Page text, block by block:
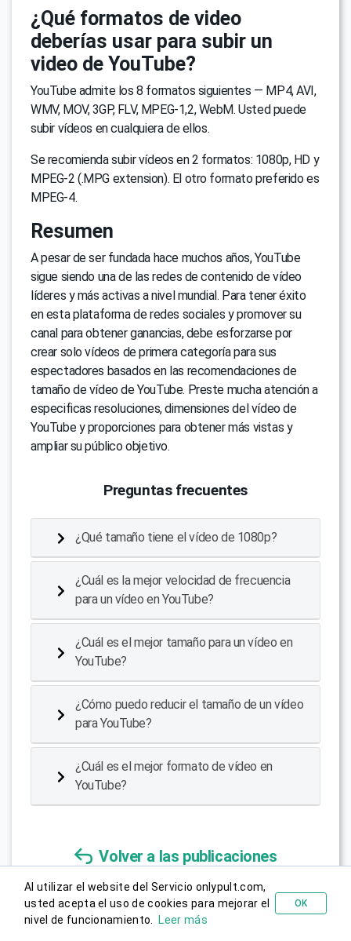
¿Qué formatos de video
deberías usar para subir un
video de YouTube?
YouTube admite los 8 formatos siguientes — MP4, AVI,
WMV, MOV, 3GP, FLV, MPEG-1,2, WebM. Usted puede
subir vídeos en cualquiera de ellos.
Se recomienda subir vídeos en 2 formatos: 1080p, HD y
MPEG-2 (.MPG extension). El otro formato preferido es
MPEG-4.
Resumen
A pesar de ser fundada hace muchos años, YouTube
sigue siendo una de las redes de contenido de vídeo
líderes y más activas a nivel mundial. Para tener éxito
en esta plataforma de redes sociales y promover su
canal para obtener ganancias, debe esforzarse por
crear solo vídeos de primera categoría para sus
espectadores basados en las recomendaciones de
tamaño de vídeo de YouTube. Preste mucha atención a
especificas resoluciones, dimensiones del vídeo de
YouTube y proporciones para obtener más vistas y
ampliar su público objetivo.
Preguntas frecuentes
¿Qué tamaño tiene el vídeo de 1080p?
¿Cuál es la mejor velocidad de frecuencia
para un vídeo en YouTube?
¿Cuál es el mejor tamaño para un vídeo en
YouTube?
¿Cómo puedo reducir el tamaño de un vídeo
para YouTube?
¿Cuál es el mejor formato de vídeo en
YouTube?
Volver a las publicaciones
COMPARTIR:
Al utilizar el website del Servicio onlypult.com,
usted acepta el uso de cookies para mejorar el
nivel de funcionamiento.
Leer más
OK
Probar gratis